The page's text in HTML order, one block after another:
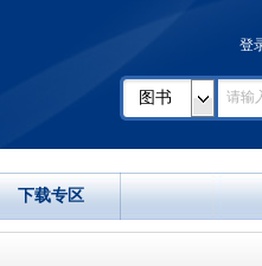
登
图书
下载专区